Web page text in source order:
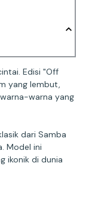
Edisi "Off
yang lembut,
warna yang
dari Samba
Model ini
ikonik di dunia